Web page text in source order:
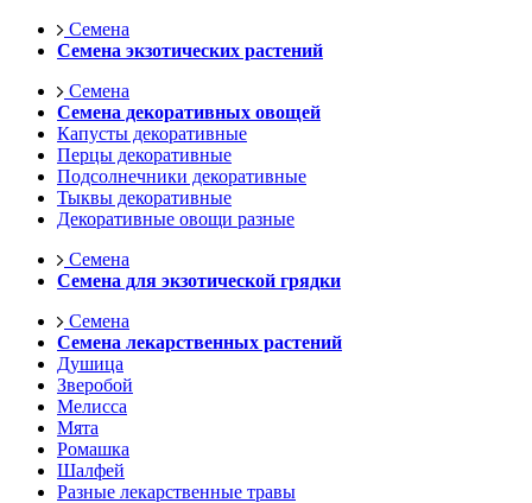
Семена
Семена экзотических растений
Семена
Семена декоративных овощей
Капусты декоративные
Перцы декоративные
Подсолнечники декоративные
Тыквы декоративные
Декоративные овощи разные
Семена
Семена для экзотической грядки
Семена
Семена лекарственных растений
Душица
Зверобой
Мелисса
Мята
Ромашка
Шалфей
Разные лекарственные травы